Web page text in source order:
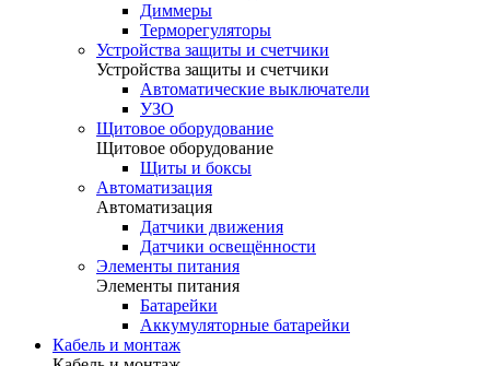
Диммеры
Терморегуляторы
Устройства защиты и счетчики
Устройства защиты и счетчики
Автоматические выключатели
УЗО
Щитовое оборудование
Щитовое оборудование
Щиты и боксы
Автоматизация
Автоматизация
Датчики движения
Датчики освещённости
Элементы питания
Элементы питания
Батарейки
Аккумуляторные батарейки
Кабель и монтаж